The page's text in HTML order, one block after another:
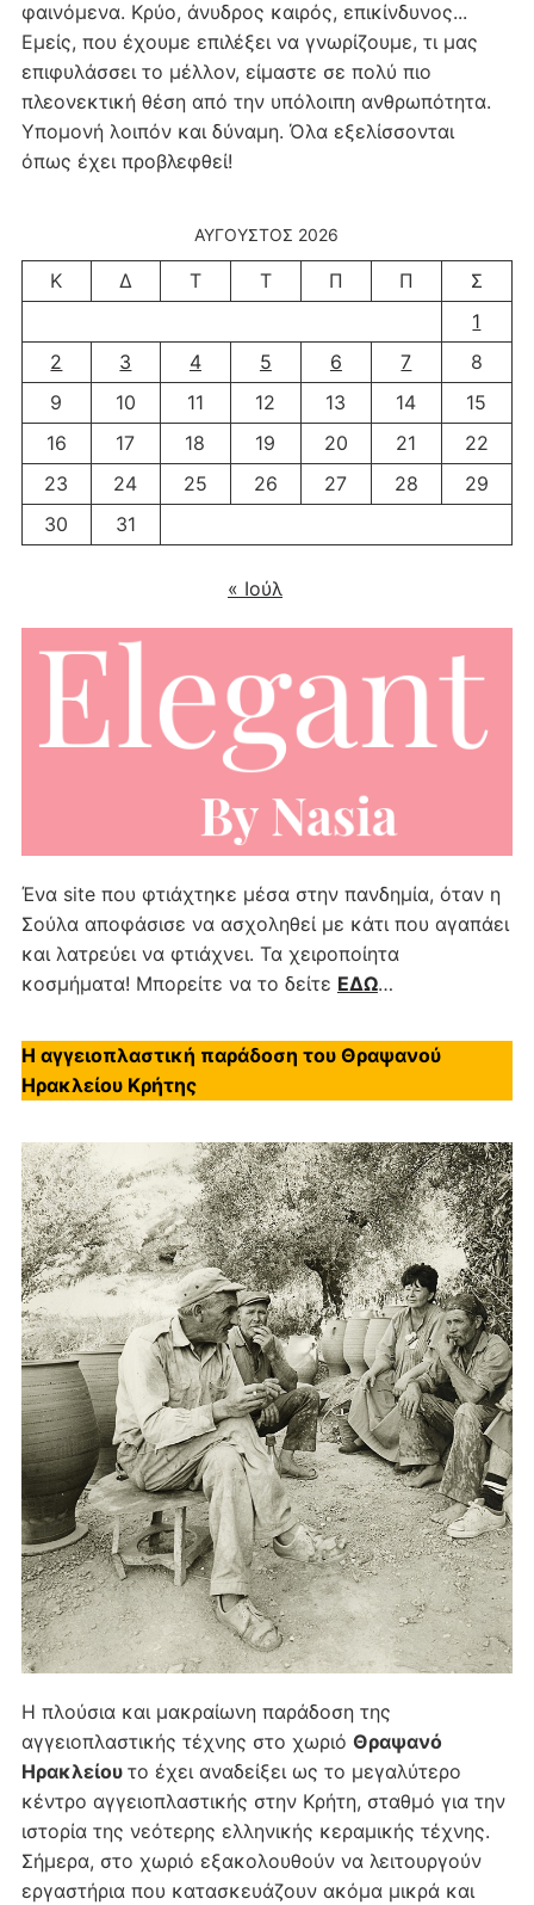
φαινόμενα. Κρύο, άνυδρος καιρός, επικίνδυνος...
Εμείς, που έχουμε επιλέξει να γνωρίζουμε, τι μας
επιφυλάσσει το μέλλον, είμαστε σε πολύ πιο
πλεονεκτική θέση από την υπόλοιπη ανθρωπότητα.
Υπομονή λοιπόν και δύναμη. Όλα εξελίσσονται
όπως έχει προβλεφθεί!
ΑΎΓΟΥΣΤΟΣ 2026
Κ Δ Τ Τ Π Π
Σ
1
2
3 4 5 6 7
8
9
10 11 12 13 14
15
16
17 18 19 20 21
22
23
24 25 26 27 28
29
30
31
« Ιούλ
Ένα site που φτιάχτηκε μέσα στην πανδημία, όταν η
Σούλα αποφάσισε να ασχοληθεί με κάτι που αγαπάει
και λατρεύει να φτιάχνει. Τα χειροποίητα
κοσμήματα! Μπορείτε να το δείτε ΕΔΩ…
Η αγγειοπλαστική παράδοση του Θραψανού
Ηρακλείου Κρήτης
Η πλούσια και μακραίωνη παράδοση της
αγγειοπλαστικής τέχνης στο χωριό Θραψανό
Ηρακλείου το έχει αναδείξει ως το μεγαλύτερο
κέντρο αγγειοπλαστικής στην Κρήτη, σταθμό για την
ιστορία της νεότερης ελληνικής κεραμικής τέχνης.
Σήμερα, στο χωριό εξακολουθούν να λειτουργούν
εργαστήρια που κατασκευάζουν ακόμα μικρά και